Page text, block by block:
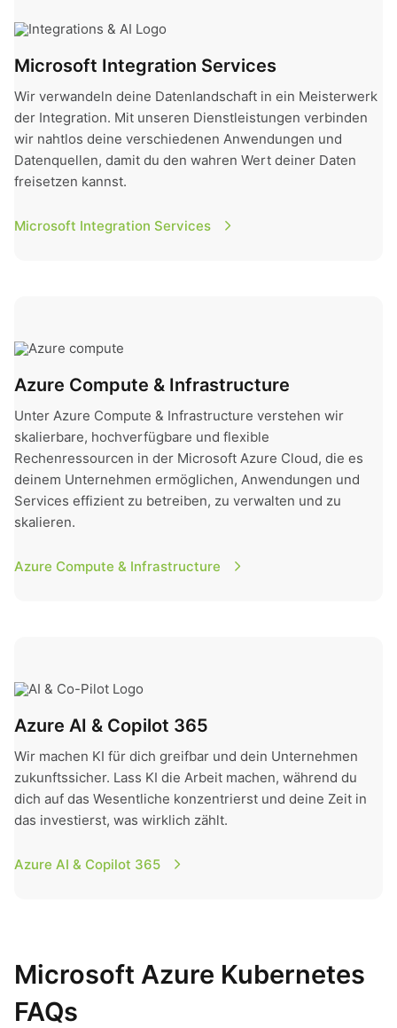
Microsoft Integration Services
Wir verwandeln deine Datenlandschaft in ein Meisterwerk
der Integration. Mit unseren Dienstleistungen verbinden
wir nahtlos deine verschiedenen Anwendungen und
Datenquellen, damit du den wahren Wert deiner Daten
freisetzen kannst.
Microsoft Integration Services
Azure Compute & Infrastructure
Unter Azure Compute & Infrastructure verstehen wir
skalierbare, hochverfügbare und flexible
Rechenressourcen in der Microsoft Azure Cloud, die es
deinem Unternehmen ermöglichen, Anwendungen und
Services effizient zu betreiben, zu verwalten und zu
skalieren.
Azure Compute & Infrastructure
Azure AI & Copilot 365
Wir machen KI für dich greifbar und dein Unternehmen
zukunftssicher. Lass KI die Arbeit machen, während du
dich auf das Wesentliche konzentrierst und deine Zeit in
das investierst, was wirklich zählt.
Azure AI & Copilot 365
Microsoft Azure Kubernetes
FAQs